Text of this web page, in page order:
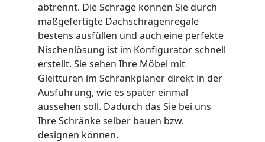
abtrennt. Die Schräge können Sie durch
maßgefertigte Dachschrägenregale
bestens ausfüllen und auch eine perfekte
Nischenlösung ist im Konfigurator schnell
erstellt. Sie sehen Ihre Möbel mit
Gleittüren im Schrankplaner direkt in der
Ausführung, wie es später einmal
aussehen soll. Dadurch das Sie bei uns
Ihre Schränke selber bauen bzw.
designen können.